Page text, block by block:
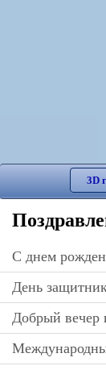
3D
C днем
День
Добрый